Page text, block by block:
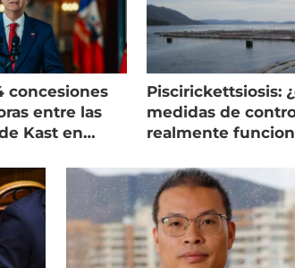
concesiones
entre las
Kast en
Piscirickettsiosis:
medidas de
realmente